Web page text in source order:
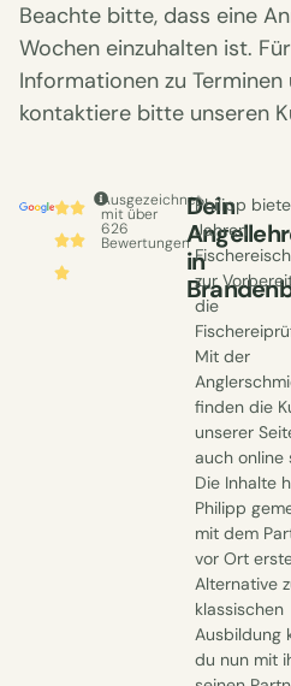
Beachte bitte, dass eine
Wochen einzuhalten ist.
Informationen zu
kontaktiere bitte unseren
Ausgezeichnet
mit über
626
Bewertungen
Dein
in
Philipp
Jahren
zur
die
Mit der
finden die
unserer
auch online
Die Inhalte
Philipp
mit dem
vor Ort
Alternative
klassischen
Ausbildung
du nun mit